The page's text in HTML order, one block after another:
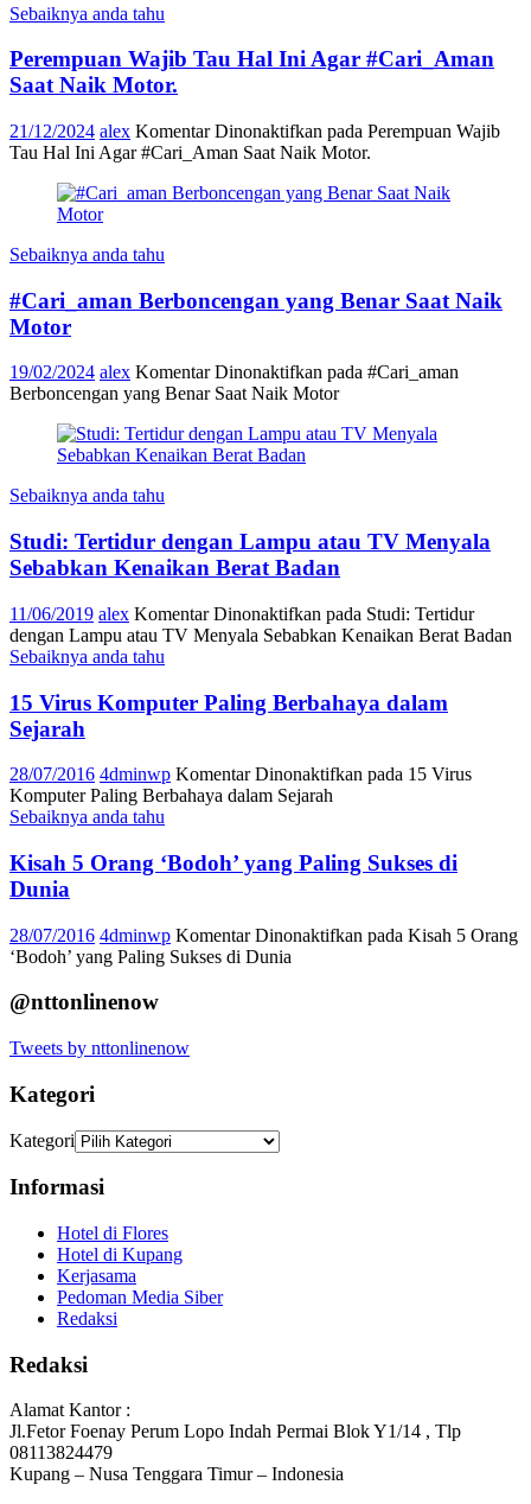
Sebaiknya anda tahu
Perempuan Wajib Tau Hal Ini Agar #Cari_Aman
Saat Naik Motor.
21/12/2024 alex Komentar Dinonaktifkan pada Perempuan Wajib
Tau Hal Ini Agar #Cari_Aman Saat Naik Motor.
Sebaiknya anda tahu
#Cari_aman Berboncengan yang Benar Saat Naik
Motor
19/02/2024 alex Komentar Dinonaktifkan pada #Cari_aman
Berboncengan yang Benar Saat Naik Motor
Sebaiknya anda tahu
Studi: Tertidur dengan Lampu atau TV Menyala
Sebabkan Kenaikan Berat Badan
11/06/2019 alex Komentar Dinonaktifkan pada Studi: Tertidur
dengan Lampu atau TV Menyala Sebabkan Kenaikan Berat Badan
Sebaiknya anda tahu
15 Virus Komputer Paling Berbahaya dalam
Sejarah
28/07/2016 4dminwp Komentar Dinonaktifkan pada 15 Virus
Komputer Paling Berbahaya dalam Sejarah
Sebaiknya anda tahu
Kisah 5 Orang ‘Bodoh’ yang Paling Sukses di
Dunia
28/07/2016 4dminwp Komentar Dinonaktifkan pada Kisah 5 Orang
‘Bodoh’ yang Paling Sukses di Dunia
@nttonlinenow
Tweets by nttonlinenow
Kategori
Kategori
Informasi
Hotel di Flores
Hotel di Kupang
Kerjasama
Pedoman Media Siber
Redaksi
Redaksi
Alamat Kantor :
Jl.Fetor Foenay Perum Lopo Indah Permai Blok Y1/14 , Tlp
08113824479
Kupang – Nusa Tenggara Timur – Indonesia